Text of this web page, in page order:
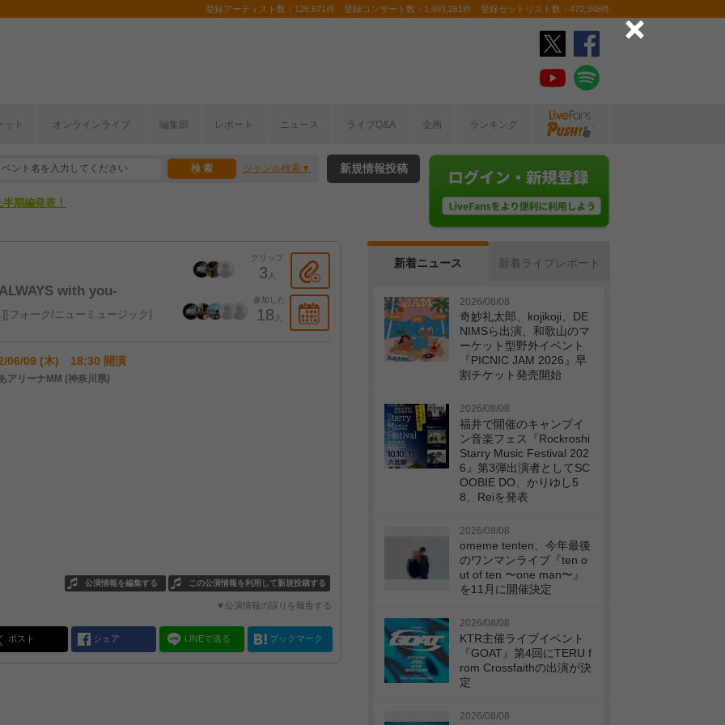
登録アーティスト数：126,671件 登録コンサート数：1,493,261件 登録セットリスト数：472,348件
ット オンラインライブ 編集部 レポート ニュース ライブQ&A 企画 ランキング
ジャンル検索
こから！
期編発表！
新規情報投稿
with you-
クリップ
3 人
参加した
18 人
フォーク/ニューミュージック
06/09 (木) 18:30 開演
アリーナMM (神奈川県)
この公演情報を利用して新規投稿する
公演情報を編集する
▼公演情報の誤りを報告する
ポスト シェア LINEで送る ブックマーク
新着ニュース 新着ライブレポート
2026/08/08
奇妙礼太郎、kojikoji、DE
NIMSら出演、和歌山のマ
ーケット型野外イベント
『PICNIC JAM 2026』早
割チケット発売開始
2026/08/08
福井で開催のキャンプイ
ン音楽フェス『Rockroshi
Starry Music Festival 202
6』第3弾出演者としてSC
OOBIE DO、かりゆし5
8、Reiを発表
2026/08/08
omeme tenten、今年最後
のワンマンライブ『ten o
ut of ten 〜one man〜』
を11月に開催決定
2026/08/08
KTR主催ライブイベント
『GOAT』第4回にTERU f
rom Crossfaithの出演が決
定
2026/08/08